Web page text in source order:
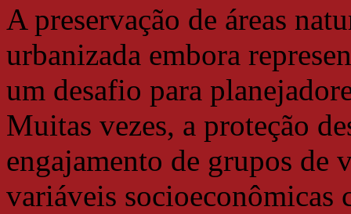
A preservação de áreas
urbanizada embora
um desafio para
Muitas vezes, a proteção
engajamento de grupos de
variáveis socioeconômicas